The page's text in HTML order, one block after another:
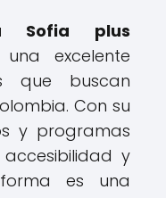
Sofia plus
excelente
que buscan
Con su
y programas
y
es una